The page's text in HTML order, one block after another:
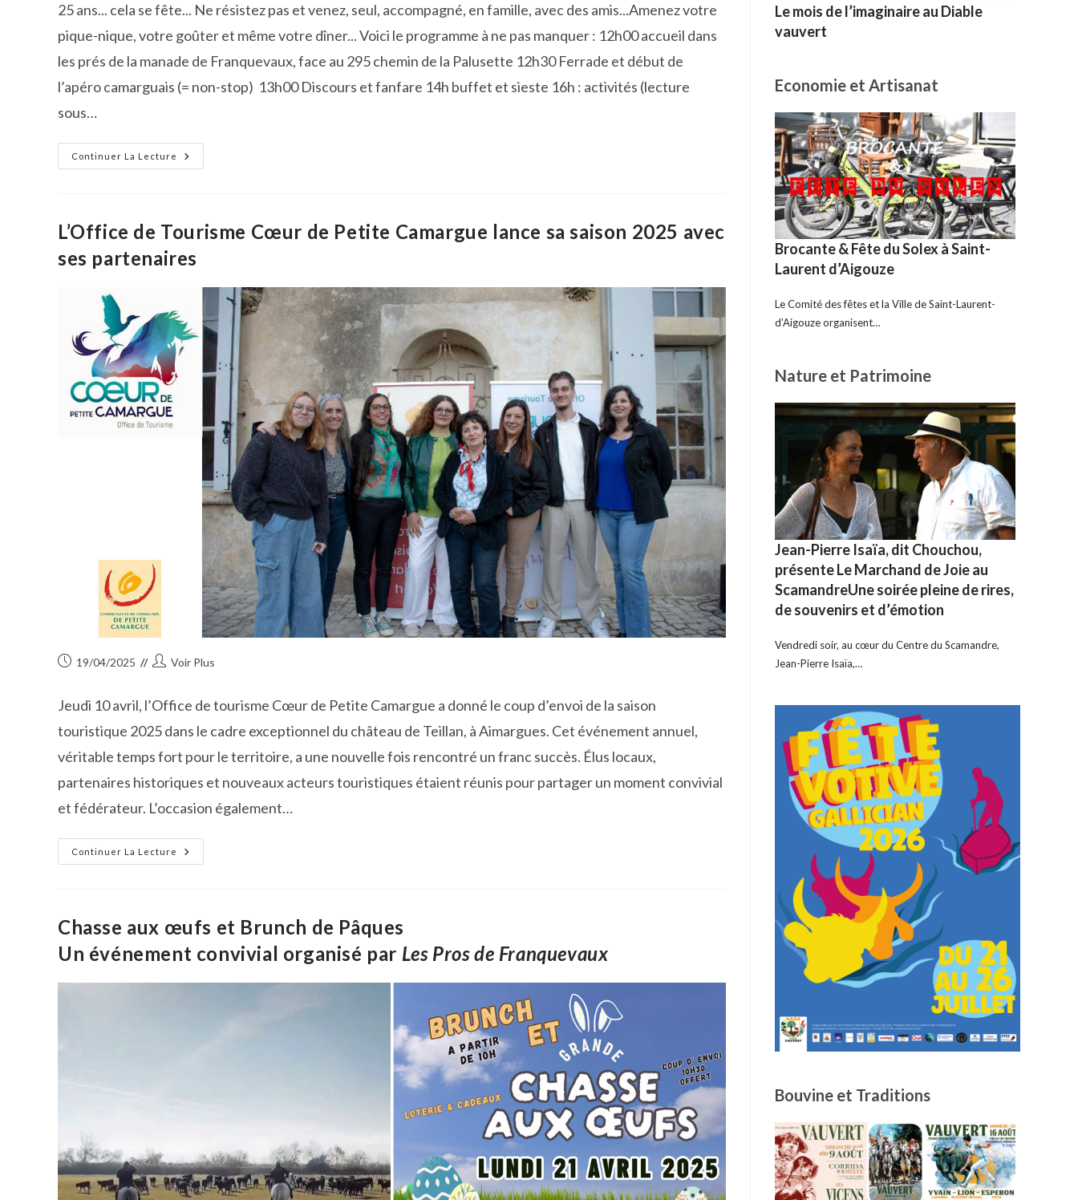
publication :
25 ans... cela se fête... Ne résistez pas et venez, seul, accompagné, en famille, avec des amis...Amenez votre
pique-nique, votre goûter et même votre dîner...​ Voici le programme à ne pas manquer : 12h00 accueil dans
les prés de la manade de Franquevaux, face au 295 chemin de la Palusette 12h30 Ferrade et début de
l’apéro camarguais (= non-stop) 13h00 Discours et fanfare 14h buffet et sieste 16h : activités (lecture
sous…
Continuer La Lecture
Au
Diable
Se
!
L’Office de Tourisme Cœur de Petite Camargue lance sa saison 2025 avec
ses partenaires
Publication
19/04/2025
Auteur/autrice
publication :
Voir Plus
Jeudi 10 avril, l’Office de tourisme Cœur de Petite Camargue a donné le coup d’envoi de la saison
touristique 2025 dans le cadre exceptionnel du château de Teillan, à Aimargues. Cet événement annuel,
véritable temps fort pour le territoire, a une nouvelle fois rencontré un franc succès. Élus locaux,
partenaires historiques et nouveaux acteurs touristiques étaient réunis pour partager un moment convivial
et fédérateur. L’occasion également…
Continuer La Lecture
L’Office
De
Camargue
Lance
Saison
2025
Ses
Chasse aux œufs et Brunch de Pâques
Un événement convivial organisé par Les Pros de Franquevaux
Le mois de l’imaginaire au Diable
vauvert
Economie et Artisanat
Brocante & Fête du Solex à Saint-
Laurent d’Aigouze
Le Comité des fêtes et la Ville de Saint-Laurent-
d’Aigouze organisent…
Nature et Patrimoine
Jean-Pierre Isaïa, dit Chouchou,
présente Le Marchand de Joie au
ScamandreUne soirée pleine de rires,
de souvenirs et d’émotion
Vendredi soir, au cœur du Centre du Scamandre,
Jean-Pierre Isaïa,…
Bouvine et Traditions